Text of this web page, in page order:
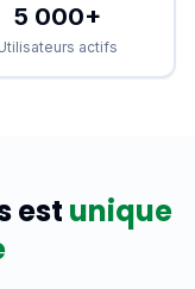
5 000+
actifs
est unique